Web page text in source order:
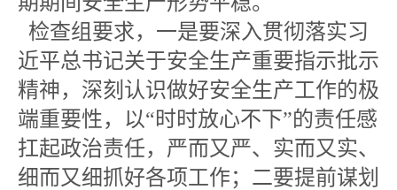
检查组要求，一是要深入贯彻落实习
近平总书记关于安全生产重要指示批示
精神，深刻认识做好安全生产工作的极
端重要性，以“时时放心不下”的责任感
扛起政治责任，严而又严、实而又实、
细而又细抓好各项工作；二要提前谋划